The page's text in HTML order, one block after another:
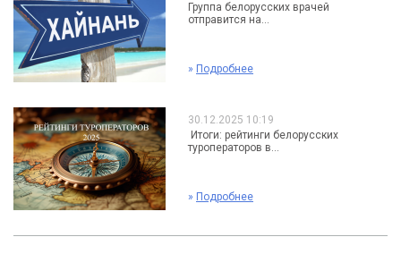
Группа белорусских врачей
отправится на...
» Подробнее
30.12.2025 10:19
Итоги: рейтинги белорусских
туроператоров в...
» Подробнее